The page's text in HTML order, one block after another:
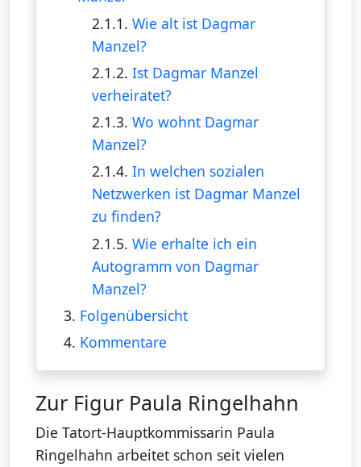
2.1.1. Wie alt ist Dagmar
Manzel?
2.1.2. Ist Dagmar Manzel
verheiratet?
2.1.3. Wo wohnt Dagmar
Manzel?
2.1.4. In welchen sozialen
Netzwerken ist Dagmar Manzel
zu finden?
2.1.5. Wie erhalte ich ein
Autogramm von Dagmar
Manzel?
3. Folgenübersicht
4. Kommentare
Zur Figur Paula Ringelhahn
Die Tatort-Hauptkommissarin Paula
Ringelhahn arbeitet schon seit vielen